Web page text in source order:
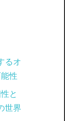
るオ
性
と
世界